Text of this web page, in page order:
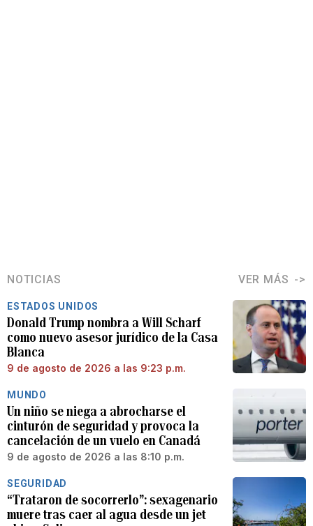
NOTICIAS VER MÁS
ESTADOS UNIDOS
Donald Trump nombra a Will Scharf
como nuevo asesor jurídico de la Casa
Blanca
9 de agosto de 2026 a las 9:23 p.m.
MUNDO
Un niño se niega a abrocharse el
cinturón de seguridad y provoca la
cancelación de un vuelo en Canadá
9 de agosto de 2026 a las 8:10 p.m.
SEGURIDAD
“Trataron de socorrerlo”: sexagenario
muere tras caer al agua desde un jet